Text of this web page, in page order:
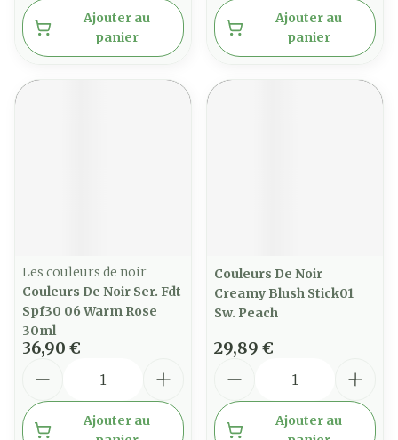
Ajouter au
panier
Ajouter au
panier
Les couleurs de noir
Couleurs De Noir Ser. Fdt
Spf30 06 Warm Rose
30ml
36,90 €
Ajouter au
Couleurs De Noir
Creamy Blush Stick01
Sw. Peach
29,89 €
Ajouter au